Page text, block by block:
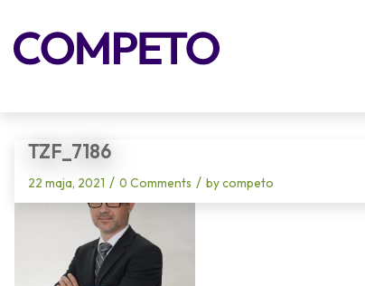
TZF_7186
22 maja, 2021 / 0 Comments / bycompeto